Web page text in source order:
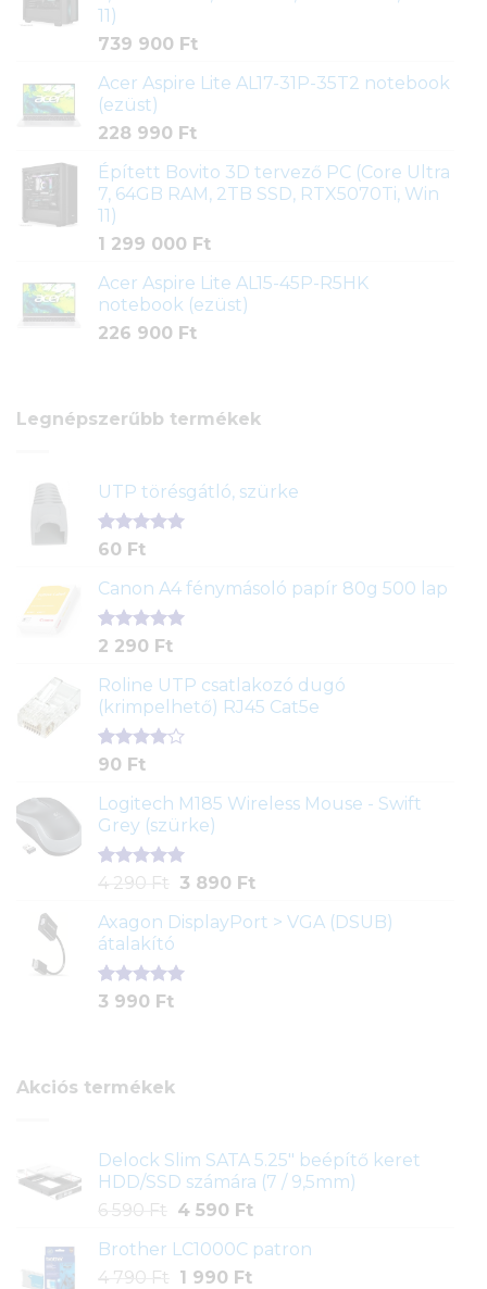
11)
739 900 Ft
Acer Aspire Lite AL17-31P-35T2 notebook
(ezüst)
228 990 Ft
Épített Bovito 3D tervező PC (Core Ultra
7, 64GB RAM, 2TB SSD, RTX5070Ti, Win
11)
1 299 000 Ft
Acer Aspire Lite AL15-45P-R5HK
notebook (ezüst)
226 900 Ft
Legnépszerűbb termékek
UTP törésgátló, szürke
Értékelés
ből,
1
értékelés
alapján
60 Ft
Canon A4 fénymásoló papír 80g 500 lap
Értékelés
ből,
2
értékelés
alapján
2 290 Ft
Roline UTP csatlakozó dugó
(krimpelhető) RJ45 Cat5e
Értékelés
5-ből,
2
értékelés
alapján
90 Ft
Logitech M185 Wireless Mouse - Swift
Grey (szürke)
Értékelés
ből,
1
értékelés
alapján
4 290 Ft
Original
was:
290 Ft.
3 890 FtCurrent
is:
Axagon DisplayPort > VGA (DSUB)
átalakító
Értékelés
1
3 990 Ft
Akciós termékek
Delock Slim SATA 5.25" beépítő keret
HDD/SSD számára (7 / 9,5mm)
6 590 Ft
Original
was:
6
4 590 FtCurrent
is:
4
Brother LC1000C patron
4 790 Ft
Original
1 990 FtCurrent